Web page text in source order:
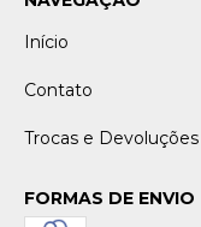
Início
Contato
Trocas e Devoluções
FORMAS DE ENVIO